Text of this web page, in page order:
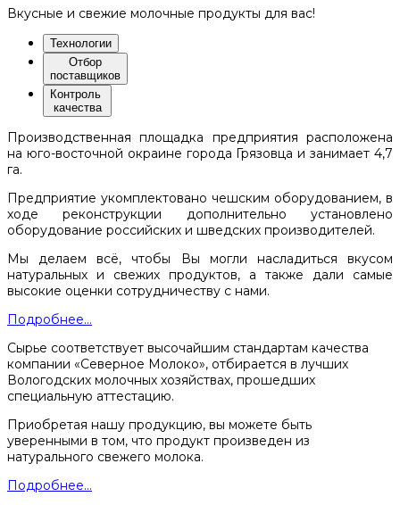
Вкусные и свежие молочные продукты для вас!
Технологии
Отбор
поставщиков
Контроль
качества
Производственная площадка предприятия расположена
на юго-восточной окраине города Грязовца и занимает 4,7
га.
Предприятие укомплектовано чешским оборудованием, в
ходе реконструкции дополнительно установлено
оборудование российских и шведских производителей.
Мы делаем всё, чтобы Вы могли насладиться вкусом
натуральных и свежих продуктов, а также дали самые
высокие оценки сотрудничеству с нами.
Подробнее...
Сырье соответствует высочайшим стандартам качества
компании «Северное Молоко», отбирается в лучших
Вологодских молочных хозяйствах, прошедших
специальную аттестацию.
Приобретая нашу продукцию, вы можете быть
уверенными в том, что продукт произведен из
натурального свежего молока.
Подробнее...